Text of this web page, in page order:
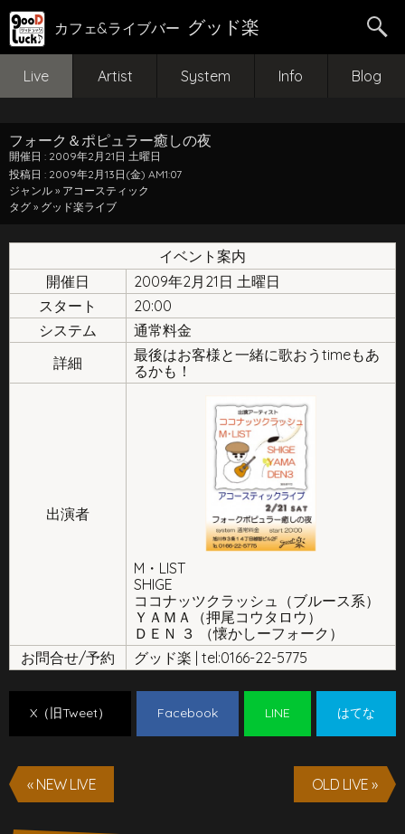
カフェ&ライブバー グッド楽
Live Artist System Info Blog
フォーク＆ポピュラー癒しの夜
開催日 : 2009年2月21日 土曜日
投稿日 : 2009年2月13日(金) AM1:07
ジャンル » アコースティック
タグ » グッド楽ライブ
イベント案内
開催日
2009年2月21日 土曜日
スタート
20:00
システム
通常料金
詳細
最後はお客様と一緒に歌おうtimeもあ
るかも！
出演者
M・LIST
SHIGE
ココナッツクラッシュ（ブルース系）
ＹＡＭＡ（押尾コウタロウ）
ＤＥＮ ３ （懐かしーフォーク）
お問合せ/予約
グッド楽 | tel:0166-22-5775
X（旧Tweet） Facebook LINE はてな
« NEW LIVE OLD LIVE »